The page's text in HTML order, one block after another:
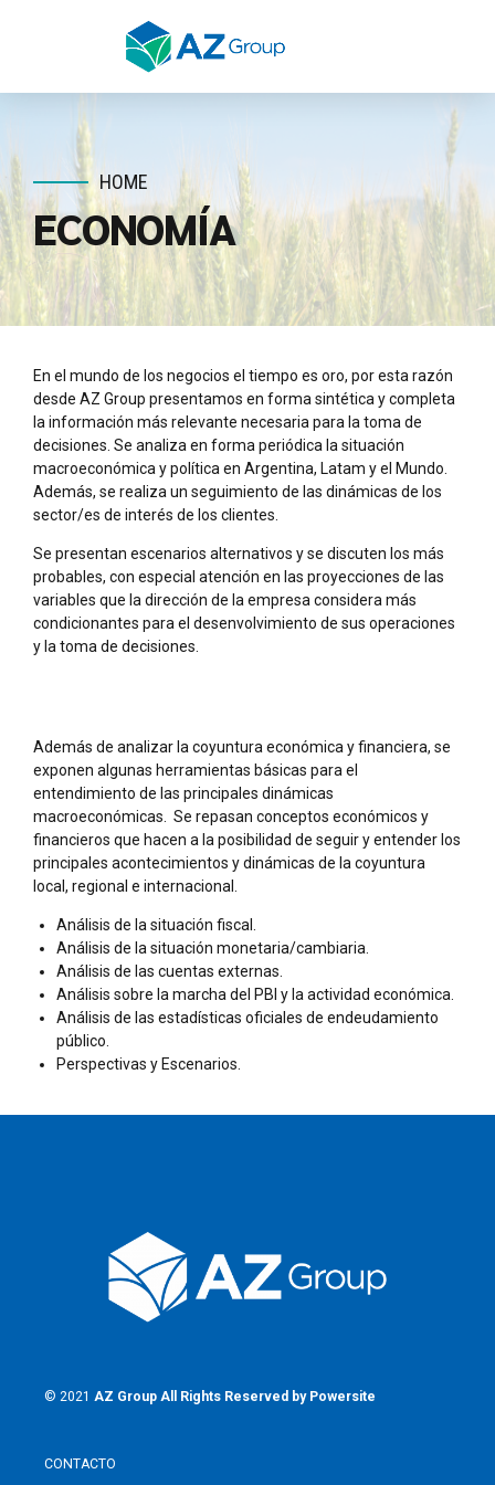
HOME
ECONOMÍA
En el mundo de los negocios el tiempo es oro, por esta razón
desde AZ Group presentamos en forma sintética y completa
la información más relevante necesaria para la toma de
decisiones. Se analiza en forma periódica la situación
macroeconómica y política en Argentina, Latam y el Mundo.
Además, se realiza un seguimiento de las dinámicas de los
sector/es de interés de los clientes.
Se presentan escenarios alternativos y se discuten los más
probables, con especial atención en las proyecciones de las
variables que la dirección de la empresa considera más
condicionantes para el desenvolvimiento de sus operaciones
y la toma de decisiones.
Además de analizar la coyuntura económica y financiera, se
exponen algunas herramientas básicas para el
entendimiento de las principales dinámicas
macroeconómicas. Se repasan conceptos económicos y
financieros que hacen a la posibilidad de seguir y entender los
principales acontecimientos y dinámicas de la coyuntura
local, regional e internacional.
Análisis de la situación fiscal.
Análisis de la situación monetaria/cambiaria.
Análisis de las cuentas externas.
Análisis sobre la marcha del PBI y la actividad económica.
Análisis de las estadísticas oficiales de endeudamiento
público.
Perspectivas y Escenarios.
© 2021 AZ Group All Rights Reserved by Powersite
CONTACTO